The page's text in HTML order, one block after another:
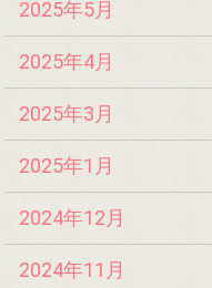
2025年5月
2025年4月
2025年3月
2025年1月
2024年12月
2024年11月